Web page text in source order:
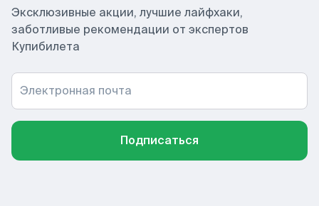
Эксклюзивные акции, лучшие лайфхаки,
заботливые рекомендации от экспертов
Купибилета
Электронная почта
Подписаться